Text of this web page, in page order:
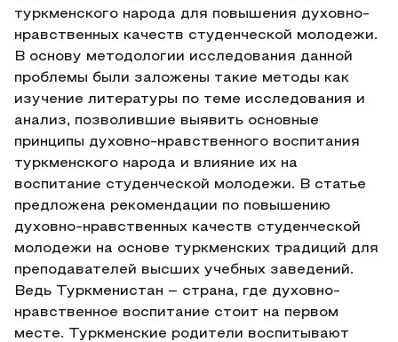
туркменского народа для повышения духовно-
нравственных качеств студенческой молодежи.
В основу методологии исследования данной
проблемы были заложены такие методы как
изучение литературы по теме исследования и
анализ, позволившие выявить основные
принципы духовно-нравственного воспитания
туркменского народа и влияние их на
воспитание студенческой молодежи. В статье
предложена рекомендации по повышению
духовно-нравственных качеств студенческой
молодежи на основе туркменских традиций для
преподавателей высших учебных заведений.
Ведь Туркменистан – страна, где духовно-
нравственное воспитание стоит на первом
месте. Туркменские родители воспитывают